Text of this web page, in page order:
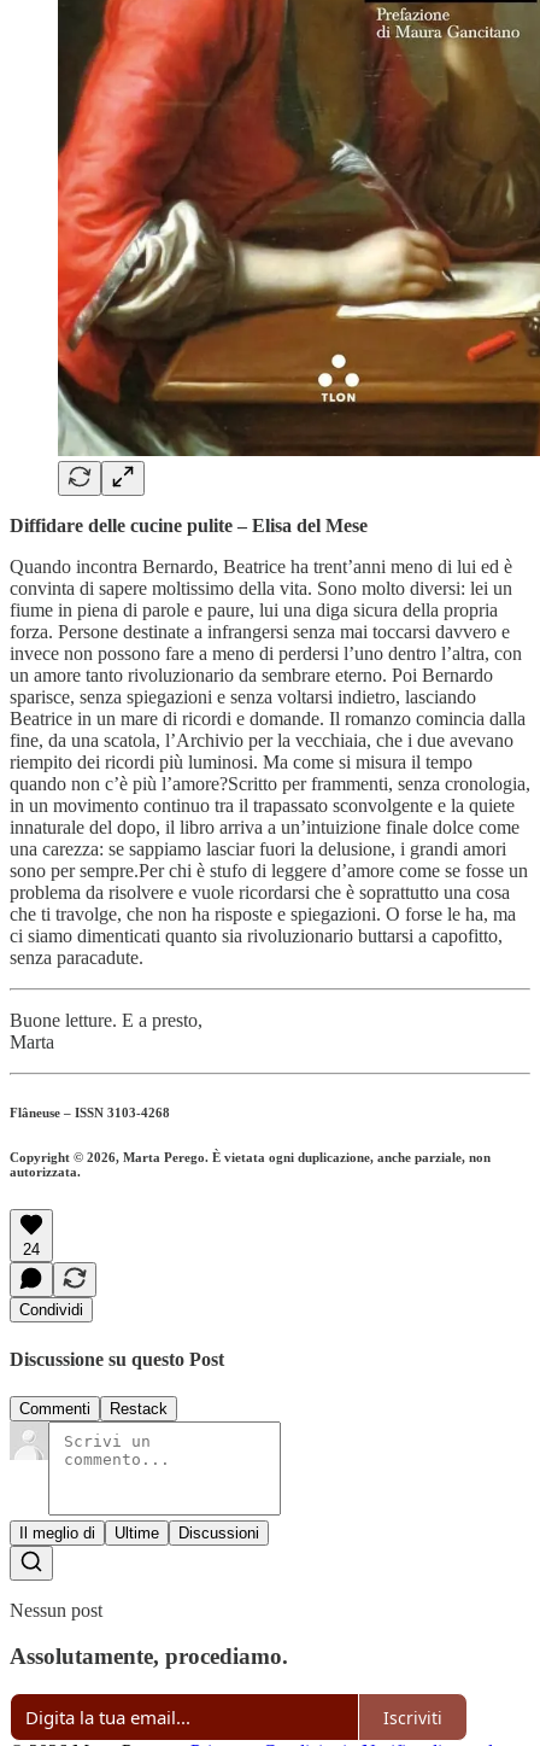
Diffidare delle cucine pulite – Elisa del Mese
Quando incontra Bernardo, Beatrice ha trent’anni meno di lui ed è
convinta di sapere moltissimo della vita. Sono molto diversi: lei un
fiume in piena di parole e paure, lui una diga sicura della propria
forza. Persone destinate a infrangersi senza mai toccarsi davvero e
invece non possono fare a meno di perdersi l’uno dentro l’altra, con
un amore tanto rivoluzionario da sembrare eterno. Poi Bernardo
sparisce, senza spiegazioni e senza voltarsi indietro, lasciando
Beatrice in un mare di ricordi e domande. Il romanzo comincia dalla
fine, da una scatola, l’Archivio per la vecchiaia, che i due avevano
riempito dei ricordi più luminosi. Ma come si misura il tempo
quando non c’è più l’amore?Scritto per frammenti, senza cronologia,
in un movimento continuo tra il trapassato sconvolgente e la quiete
innaturale del dopo, il libro arriva a un’intuizione finale dolce come
una carezza: se sappiamo lasciar fuori la delusione, i grandi amori
sono per sempre.Per chi è stufo di leggere d’amore come se fosse un
problema da risolvere e vuole ricordarsi che è soprattutto una cosa
che ti travolge, che non ha risposte e spiegazioni. O forse le ha, ma
ci siamo dimenticati quanto sia rivoluzionario buttarsi a capofitto,
senza paracadute.
Buone letture. E a presto,
Marta
Flâneuse – ISSN 3103-4268
Copyright © 2026, Marta Perego. È vietata ogni duplicazione, anche parziale, non
autorizzata.
24
Condividi
Discussione su questo Post
Commenti Restack
Il meglio di Ultime Discussioni
Nessun post
Assolutamente, procediamo.
Iscriviti